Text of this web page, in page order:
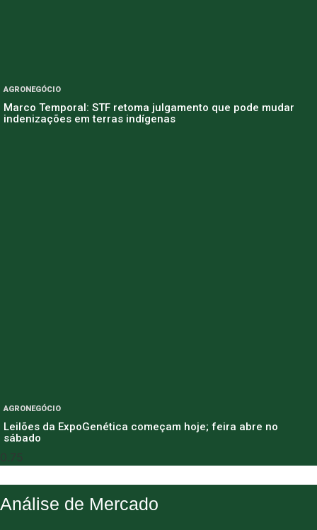
AGRONEGÓCIO
Marco Temporal: STF retoma julgamento que pode mudar
indenizações em terras indígenas
AGRONEGÓCIO
Leilões da ExpoGenética começam hoje; feira abre no
sábado
Análise de Mercado